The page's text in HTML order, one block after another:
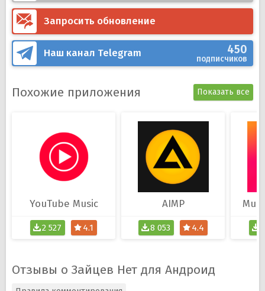
Запросить обновление
Наш канал Telegram 450
подписчиков
Похожие приложения Показать все
YouTube Music
2 527 4.1
AIMP
8 053 4.4
Отзывы о Зайцев Нет для Андроид